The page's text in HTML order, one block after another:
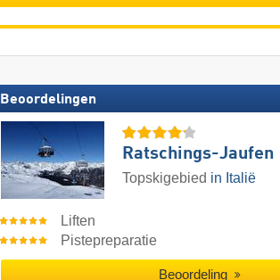
Beoordelingen
Ratschings-Jaufen
Topskigebied in Italië
Liften
Pistepreparatie
Beoordeling